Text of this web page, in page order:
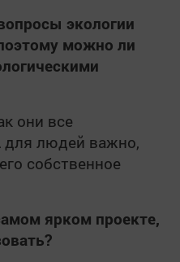
экологии
можно ли
они все
для людей важно,
собственное
ярком проекте,